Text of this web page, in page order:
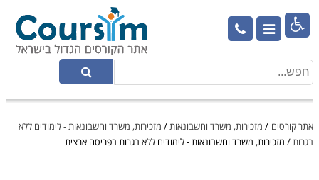

אתר קורסים / מזכירות, משרד וחשבונאות/ מזכירות, משרד וחשבונאות - לימודים ללא
בגרות/ מזכירות, משרד וחשבונאות - לימודים ללא בגרות בפריסה ארצית